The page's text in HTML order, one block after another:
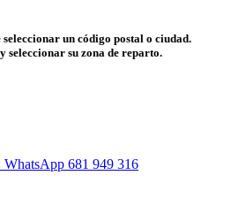
un código postal o ciudad.
seleccionar su zona de reparto.
WhatsApp 681 949 316